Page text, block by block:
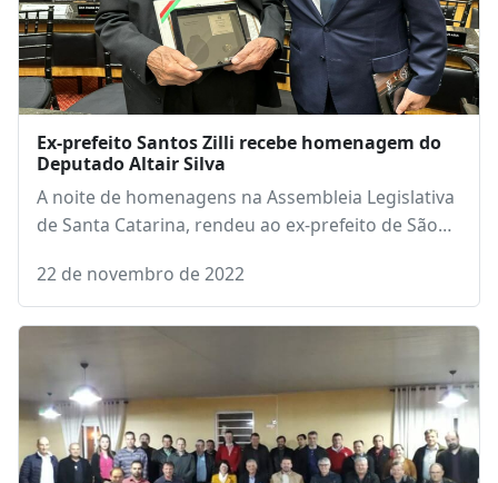
Ex-prefeito Santos Zilli recebe homenagem do
Deputado Altair Silva
A noite de homenagens na Assembleia Legislativa
22 de novembro de 2022